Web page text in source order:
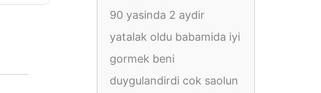
90 yasinda 2 aydir
yatalak oldu babamida iyi
gormek beni
duygulandirdi cok saolun